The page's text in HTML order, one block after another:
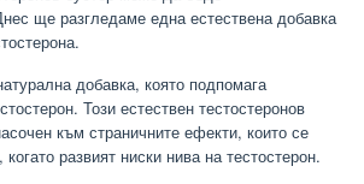
ще разгледаме една естествена добавка
добавка, която подпомага
Този естествен тестостеронов
към страничните ефекти, които се
развият ниски нива на тестостерон.